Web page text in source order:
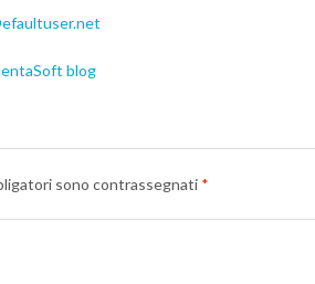
blog
sono contrassegnati *